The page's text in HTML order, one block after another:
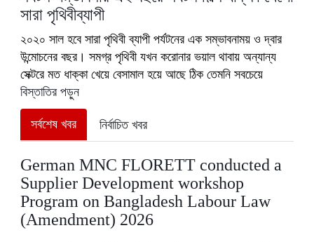
সারা পৃথিবীব্যাপী
২০২০ সাল হবে সারা পৃথিবী ব্যাপী পর্যটনের এক সম্ভাবনাময় ও দ্বার
উন্মোচনের বছর। সমগ্র পৃথিবী যখন করোনার ভয়াল থাবায় অন্যান্য
সেক্টরে মত ধাক্কা খেয়ে বেসামাল হয়ে আছে ঠিক তেমনি সবচেয়ে
বিস্তাতির পড়ুন
সর্বশেষ খবর নির্বাচিত খবর
German MNC FLORETT conducted a
Supplier Development workshop
Program on Bangladesh Labour Law
(Amendment) 2026